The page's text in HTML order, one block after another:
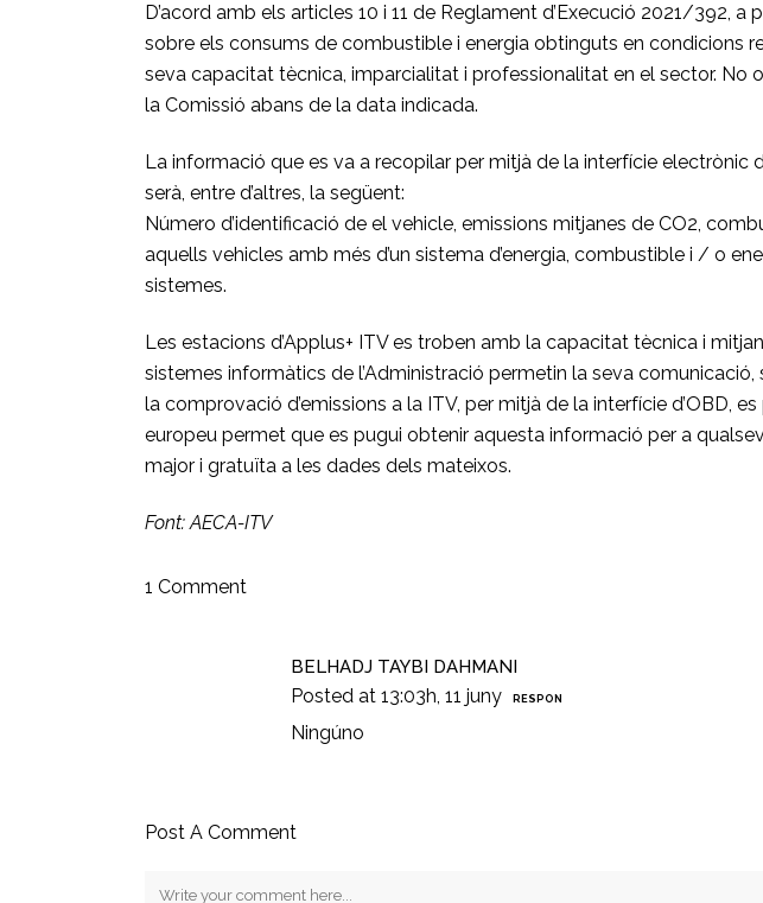
D’acord amb els articles 10 i 11 de Reglament d’Execució 2021/392,
sobre els consums de combustible i energia obtinguts en condicions
seva capacitat tècnica, imparcialitat i professionalitat en el sector.
la Comissió abans de la data indicada.
La informació que es va a recopilar per mitjà de la interfície electrònic
serà, entre d’altres, la següent:
Número d’identificació de el vehicle, emissions mitjanes de CO2,
aquells vehicles amb més d’un sistema d’energia, combustible i / o
sistemes.
Les estacions d’Applus+ ITV es troben amb la capacitat tècnica i
sistemes informàtics de l’Administració permetin la seva
la comprovació d’emissions a la ITV, per mitjà de la interfície d’OBD,
europeu permet que es pugui obtenir aquesta informació per a
major i gratuïta a les dades dels mateixos.
Font: AECA-ITV
1 Comment
BELHADJ TAYBI DAHMANI
Posted at 13:03h, 11 juny RESPON
Ningúno
Post A Comment